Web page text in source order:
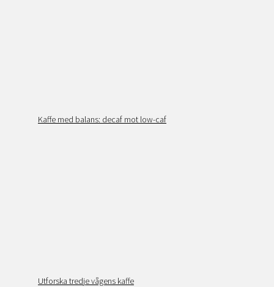
Kaffe med balans: decaf mot low-caf
Utforska tredje vågens kaffe